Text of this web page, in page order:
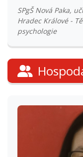
SPgŠ Nová Paka,
Hradec Králové -
psychologie